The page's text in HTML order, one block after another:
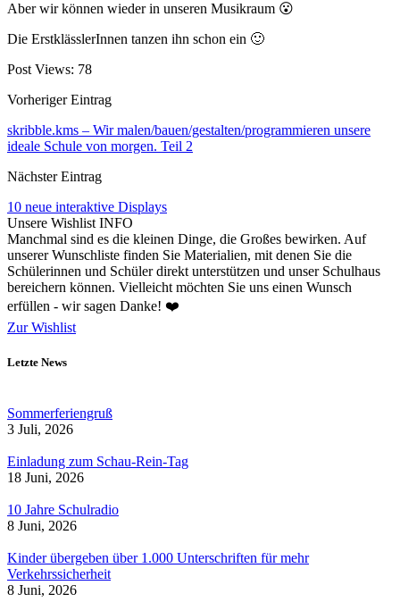
Aber wir können wieder in unseren Musikraum 😮
Die ErstklässlerInnen tanzen ihn schon ein 🙂
Post Views: 78
Vorheriger Eintrag
skribble.kms – Wir malen/bauen/gestalten/programmieren unsere
ideale Schule von morgen. Teil 2
Nächster Eintrag
10 neue interaktive Displays
Unsere Wishlist INFO
Manchmal sind es die kleinen Dinge, die Großes bewirken. Auf
unserer Wunschliste finden Sie Materialien, mit denen Sie die
Schülerinnen und Schüler direkt unterstützen und unser Schulhaus
bereichern können. Vielleicht möchten Sie uns einen Wunsch
erfüllen - wir sagen Danke! ❤️
Zur Wishlist
Letzte News
Sommerferiengruß
3 Juli, 2026
Einladung zum Schau-Rein-Tag
18 Juni, 2026
10 Jahre Schulradio
8 Juni, 2026
Kinder übergeben über 1.000 Unterschriften für mehr
Verkehrssicherheit
8 Juni, 2026